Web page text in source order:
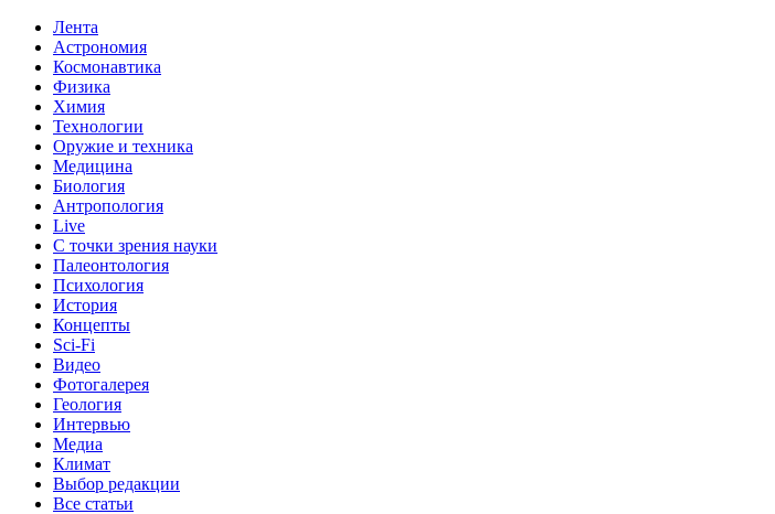
Лента
Астрономия
Космонавтика
Физика
Химия
Технологии
Оружие и техника
Медицина
Биология
Антропология
Live
С точки зрения науки
Палеонтология
Психология
История
Концепты
Sci-Fi
Видео
Фотогалерея
Геология
Интервью
Медиа
Климат
Выбор редакции
Все статьи